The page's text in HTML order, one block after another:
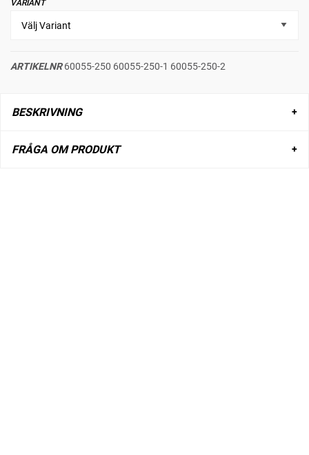
VARIANT
ARTIKELNR60055-250 60055-250-1 60055-250-2
BESKRIVNING
FRÅGA OM PRODUKT